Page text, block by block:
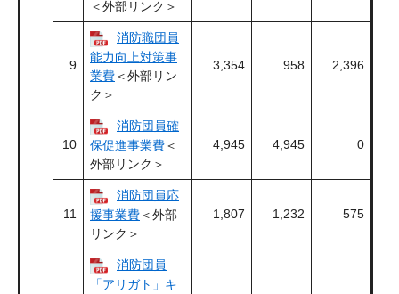
＜外部リンク＞
9
消防職団員
能力向上対策事
業費＜外部リン
ク＞
3,354 958 2,396
10
消防団員確
保促進事業費＜
外部リンク＞
4,945 4,945 0
11
消防団員応
援事業費＜外部
リンク＞
1,807 1,232 575
消防団員
「アリガト」キ